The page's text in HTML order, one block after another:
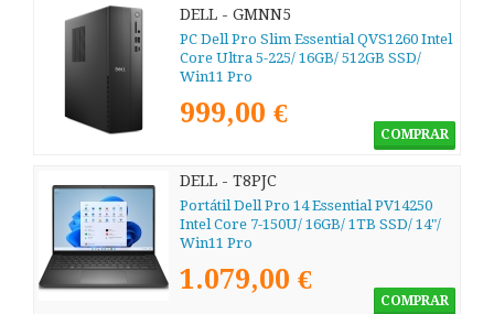
DELL - GMNN5
PC Dell Pro Slim Essential QVS1260 Intel
Core Ultra 5-225/ 16GB/ 512GB SSD/
Win11 Pro
999,00 €
COMPRAR
DELL - T8PJC
Portátil Dell Pro 14 Essential PV14250
Intel Core 7-150U/ 16GB/ 1TB SSD/ 14"/
Win11 Pro
1.079,00 €
COMPRAR